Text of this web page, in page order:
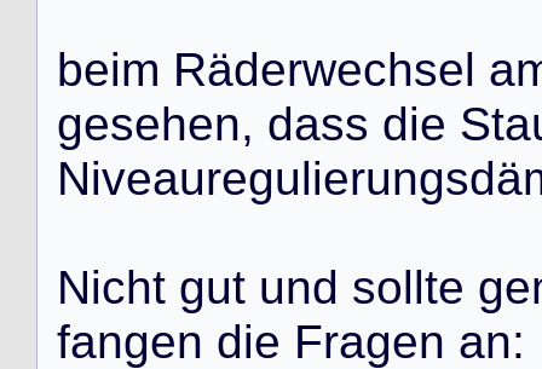
beim Räderwechsel
gesehen, dass die
Nicht gut und sollte
fangen die Fragen an: